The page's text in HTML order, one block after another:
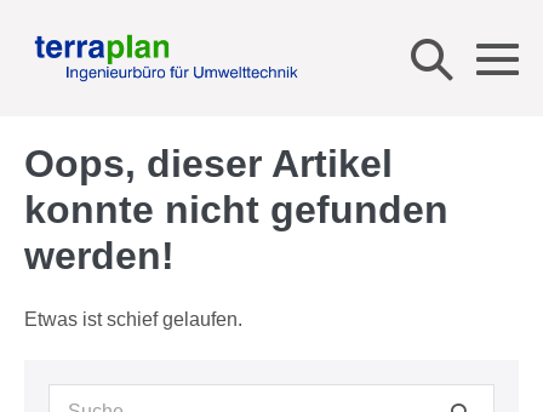
Inhalt
springen
Suche-
Oops, dieser Artikel
konnte nicht gefunden
werden!
Etwas ist schief gelaufen.
Suche